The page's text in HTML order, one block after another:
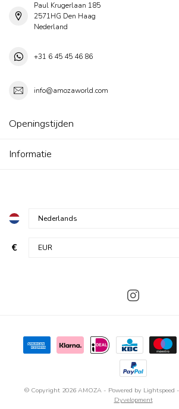
Paul Krugerlaan 185
2571HG Den Haag
Nederland
+31 6 45 45 46 86
info@amozaworld.com
Openingstijden
Informatie
€
© Copyright 2026 AMOZA- Powered by Lightspeed -
Dyvelopment